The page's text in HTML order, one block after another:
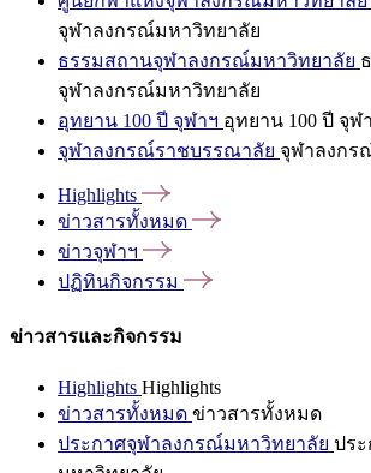
จุฬาลงกรณ์มหาวิทยาลัย
ธรรมสถานจุฬาลงกรณ์มหาวิทยาลัย
จุฬาลงกรณ์มหาวิทยาลัย
อุทยาน 100 ปี จุฬาฯ อุทยาน 100 ปี จุฬ
จุฬาลงกรณ์ราชบรรณาลัย จุฬาลงกร
Highlights
ข่าวสารทั้งหมด
ข่าวจุฬาฯ
ปฏิทินกิจกรรม
ข่าวสารและกิจกรรม
Highlights Highlights
ข่าวสารทั้งหมด ข่าวสารทั้งหมด
ประกาศจุฬาลงกรณ์มหาวิทยาลัย ปร